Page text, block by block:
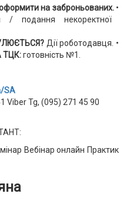
на заброньованих. •
/ подання некоректної
Дії роботодавця. •
ТЦК:готовність №1.
SA
Viber Tg, (095) 271 45 90